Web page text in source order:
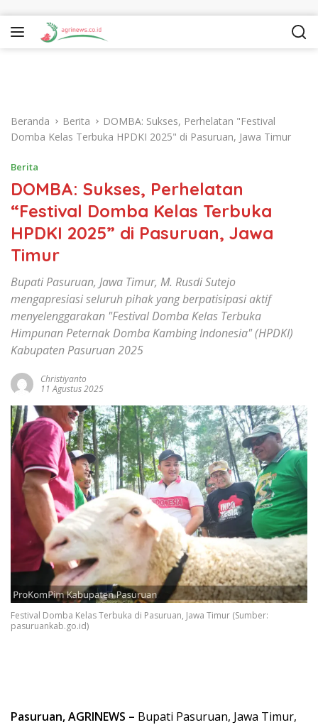
Beranda Berita
DOMBA: Sukses, Perhelatan "Festival
Domba Kelas Terbuka HPDKI 2025" di Pasuruan, Jawa Timur
Berita
DOMBA: Sukses, Perhelatan
“Festival Domba Kelas Terbuka
HPDKI 2025” di Pasuruan, Jawa
Timur
Bupati Pasuruan, Jawa Timur, M. Rusdi Sutejo
mengapresiasi seluruh pihak yang berpatisipasi aktif
menyelenggarakan "Festival Domba Kelas Terbuka
Himpunan Peternak Domba Kambing Indonesia" (HPDKI)
Kabupaten Pasuruan 2025
Christiyanto
11 Agustus 2025
Festival Domba Kelas Terbuka di Pasuruan, Jawa Timur (Sumber:
pasuruankab.go.id)
Pasuruan, AGRINEWS – Bupati Pasuruan, Jawa Timur,